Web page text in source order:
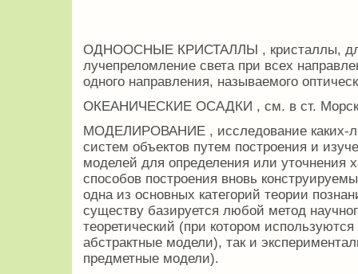
ОДНООСНЫЕ КРИСТАЛЛЫ , кристаллы, для
лучепреломление света при всех
одного направления, называемого
ОКЕАНИЧЕСКИЕ ОСАДКИ , см. в ст.
МОДЕЛИРОВАНИЕ , исследование каких-
систем объектов путем построения и
моделей для определения или уточнения
способов построения вновь
одна из основных категорий теории
существу базируется любой метод
теоретический (при котором
абстрактные модели), так и
предметные модели).